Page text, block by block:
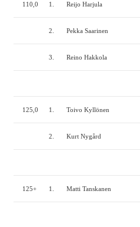
110,0 1. Reijo Harjula
2. Pekka Saarinen
3. Reino Hakkola
125,0 1. Toivo Kyllönen
2. Kurt Nygård
125+ 1. Matti Tanskanen